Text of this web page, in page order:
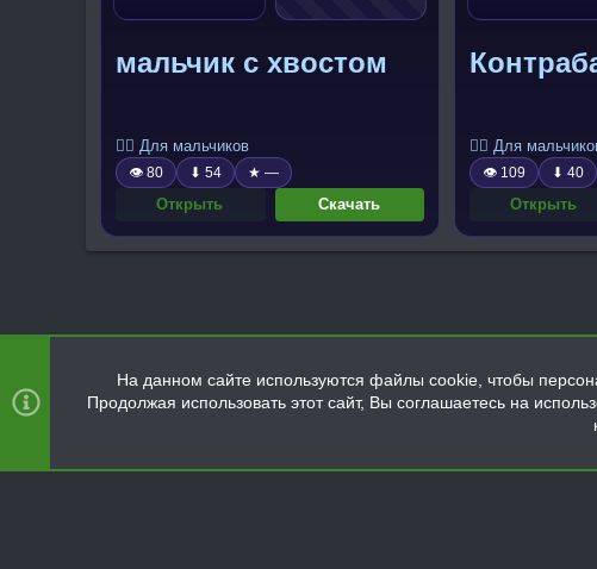
мальчик с хвостом
🧍‍♂️ Для мальчиков
👁 80 ⬇ 54 ★ —
Открыть Скачать
🧍‍♂️ Для
👁 109 ⬇ 40
Открыть
На данном сайте используются файлы cookie, чтобы
Продолжая использовать этот сайт, Вы соглашаетесь на